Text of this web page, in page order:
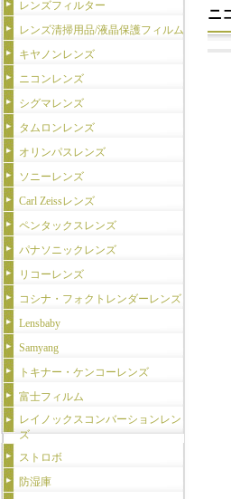
レンズフィルター
レンズ清掃用品/液晶保護フィルム
キヤノンレンズ
ニコンレンズ
シグマレンズ
タムロンレンズ
オリンパスレンズ
ソニーレンズ
Carl Zeissレンズ
ペンタックスレンズ
パナソニックレンズ
リコーレンズ
コシナ・フォクトレンダーレンズ
Lensbaby
Samyang
トキナー・ケンコーレンズ
富士フィルム
レイノックスコンバーションレン
ズ
ストロボ
防湿庫
ニ